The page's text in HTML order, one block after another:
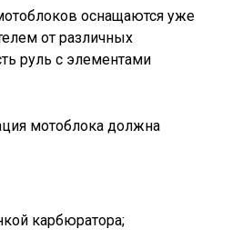
оснащаются уже
от различных
руль с элементами
мотоблока должна
карбюратора;